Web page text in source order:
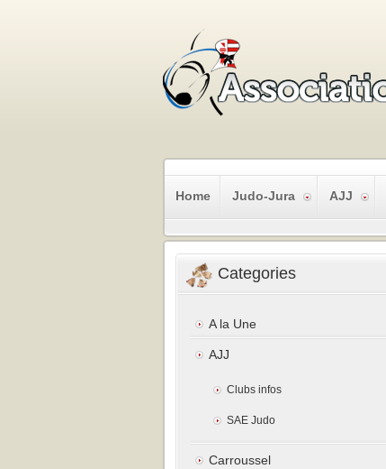
Home Judo-Jura AJJ
Categories
A la Une
AJJ
Clubs infos
SAE Judo
Carroussel